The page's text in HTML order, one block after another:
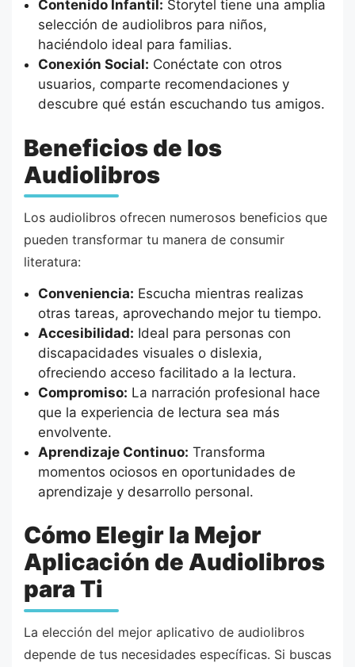
Contenido Infantil: Storytel tiene una amplia
selección de audiolibros para niños,
haciéndolo ideal para familias.
Conexión Social: Conéctate con otros
usuarios, comparte recomendaciones y
descubre qué están escuchando tus amigos.
Beneficios de los
Audiolibros
Los audiolibros ofrecen numerosos beneficios que
pueden transformar tu manera de consumir
literatura:
Conveniencia: Escucha mientras realizas
otras tareas, aprovechando mejor tu tiempo.
Accesibilidad: Ideal para personas con
discapacidades visuales o dislexia,
ofreciendo acceso facilitado a la lectura.
Compromiso: La narración profesional hace
que la experiencia de lectura sea más
envolvente.
Aprendizaje Continuo: Transforma
momentos ociosos en oportunidades de
aprendizaje y desarrollo personal.
Cómo Elegir la Mejor
Aplicación de Audiolibros
para Ti
La elección del mejor aplicativo de audiolibros
depende de tus necesidades específicas. Si buscas